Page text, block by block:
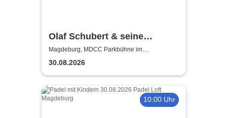
Olaf Schubert & seine
Freunde - Jetzt oder now!
Magdeburg, MDCC Parkbühne im
Elbauenpark
30.08.2026
10:00 Uhr